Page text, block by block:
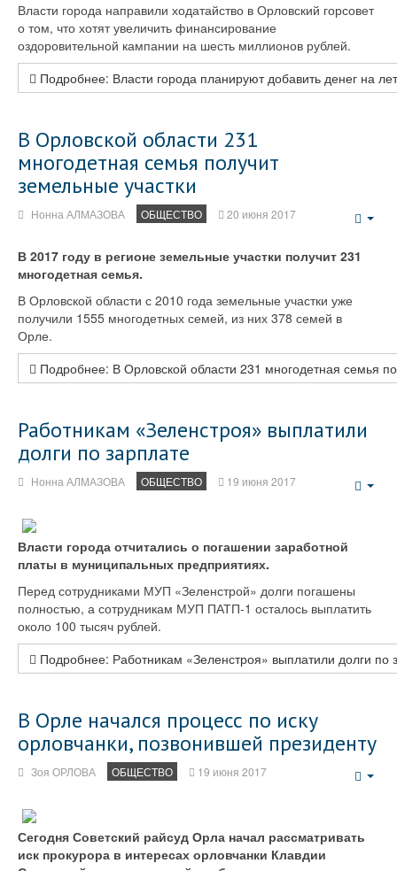
Власти города направили ходатайство в Орловский горсовет
о том, что хотят увеличить финансирование
оздоровительной кампании на шесть миллионов рублей.
Подробнее: Власти города планируют добавить денег на
В Орловской области 231
многодетная семья получит
земельные участки
Нонна АЛМАЗОВА ОБЩЕСТВО 20 июня 2017
В 2017 году в регионе земельные участки получит 231
многодетная семья.
В Орловской области с 2010 года земельные участки уже
получили 1555 многодетных семей, из них 378 семей в
Орле.
Подробнее: В Орловской области 231 многодетная семья
Работникам «Зеленстроя» выплатили
долги по зарплате
Нонна АЛМАЗОВА ОБЩЕСТВО 19 июня 2017
Власти города отчитались о погашении заработной
платы в муниципальных предприятиях.
Перед сотрудниками МУП «Зеленстрой» долги погашены
полностью, а сотрудникам МУП ПАТП-1 осталось выплатить
около 100 тысяч рублей.
Подробнее: Работникам «Зеленстроя» выплатили долги по
В Орле начался процесс по иску
орловчанки, позвонившей президенту
Зоя ОРЛОВА ОБЩЕСТВО 19 июня 2017
Сегодня Советский райсуд Орла начал рассматривать
иск прокурора в интересах орловчанки Клавдии